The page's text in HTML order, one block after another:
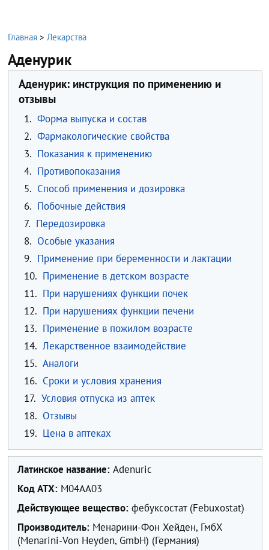
Главная >Лекарства
Аденурик
Аденурик: инструкция по применению и
отзывы
1. Форма выпуска и состав
2. Фармакологические свойства
3. Показания к применению
4. Противопоказания
5. Способ применения и дозировка
6. Побочные действия
7. Передозировка
8. Особые указания
9. Применение при беременности и лактации
10. Применение в детском возрасте
11. При нарушениях функции почек
12. При нарушениях функции печени
13. Применение в пожилом возрасте
14. Лекарственное взаимодействие
15. Аналоги
16. Сроки и условия хранения
17. Условия отпуска из аптек
18. Отзывы
19. Цена в аптеках
Латинское название: Adenuric
Код ATX: M04AA03
Действующее вещество: фебуксостат (Febuxostat)
Производитель: Менарини-Фон Хейден, ГмбХ
(Menarini-Von Heyden, GmbH) (Германия)